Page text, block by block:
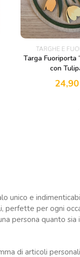
TARGHE E
Targa Fuoriporta
con
24,90
unico e
perfette per ogni
persona quanto
di articoli